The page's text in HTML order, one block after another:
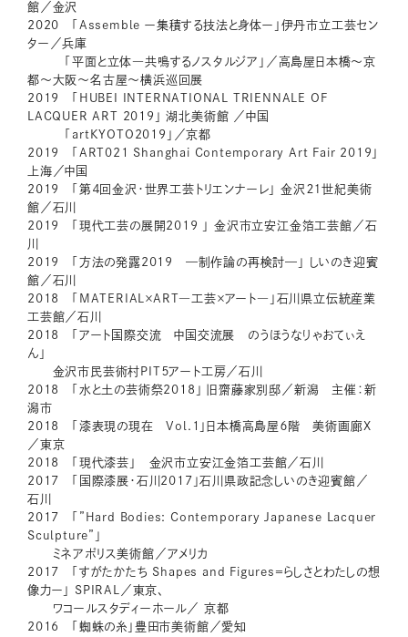
館／金沢
2020 「Assemble ー集積する技法と身体ー」伊丹市立工芸セン
ター／兵庫
「平面と立体―共鳴するノスタルジア」／高島屋日本橋〜京
都〜大阪〜名古屋〜横浜巡回展
2019 「HUBEI INTERNATIONAL TRIENNALE OF
LACQUER ART 2019」 湖北美術館 ／中国
「artKYOTO2019」／京都
2019 「ART021 Shanghai Contemporary Art Fair 2019」
上海／中国
2019 「第４回金沢・世界工芸トリエンナーレ」 金沢２１世紀美術
館／石川
2019 「現代工芸の展開2019 」 金沢市立安江金箔工芸館／石
川
2019 「方法の発露2019 —制作論の再検討—」 しいのき迎賓
館／石川
2018 「MATERIAL×ART―工芸×アート―」石川県立伝統産業
工芸館／石川
2018 「アート国際交流 中国交流展 のうほうなりゃおてぃえ
ん」
金沢市民芸術村PIT５アート工房／石川
2018 「水と土の芸術祭2018」 旧齋藤家別邸／新潟 主催：新
潟市
2018 「漆表現の現在 Vol.1」日本橋高島屋６階 美術画廊X
／東京
2018 「現代漆芸」 金沢市立安江金箔工芸館／石川
2017 「国際漆展・石川2017」石川県政記念しいのき迎賓館／
石川
2017 「”Hard Bodies: Contemporary Japanese Lacquer
Sculpture”」
ミネアポリス美術館／アメリカ
2017 「すがたかたち Shapes and Figures＝らしさとわたしの想
像力ー」 SPIRAL／東京、
ワコールスタディーホール／ 京都
2016 「蜘蛛の糸」豊田市美術館／愛知